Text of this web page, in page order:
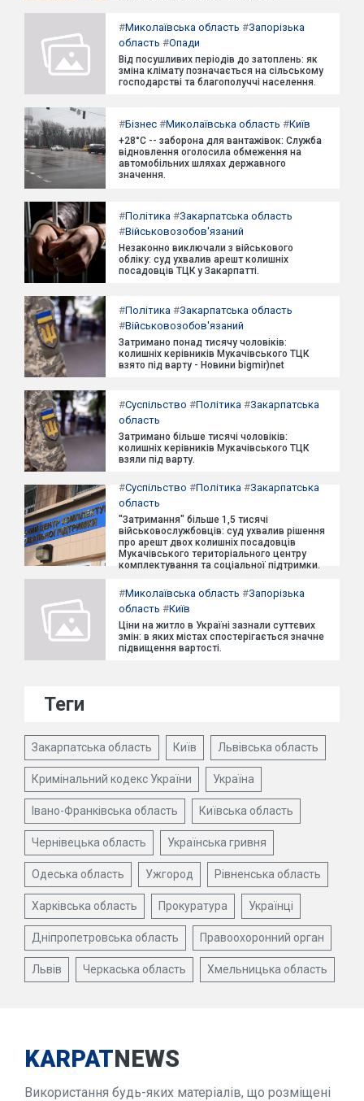
#Миколаївська область #Запорізька
область #Опади
Від посушливих періодів до затоплень: як
зміна клімату позначається на сільському
господарстві та благополуччі населення.
#Бізнес #Миколаївська область #Київ
+28°C -- заборона для вантажівок: Служба
відновлення оголосила обмеження на
автомобільних шляхах державного
значення.
#Політика #Закарпатська область
#Військовозобов'язаний
Незаконно виключали з військового
обліку: суд ухвалив арешт колишніх
посадовців ТЦК у Закарпатті.
#Політика #Закарпатська область
#Військовозобов'язаний
Затримано понад тисячу чоловіків:
колишніх керівників Мукачівського ТЦК
взято під варту - Новини bigmir)net
#Суспільство #Політика #Закарпатська
область
Затримано більше тисячі чоловіків:
колишніх керівників Мукачівського ТЦК
взяли під варту.
#Суспільство #Політика #Закарпатська
область
"Затримання" більше 1,5 тисячі
військовослужбовців: суд ухвалив рішення
про арешт двох колишніх посадовців
Мукачівського територіального центру
комплектування та соціальної підтримки.
#Миколаївська область #Запорізька
область #Київ
Ціни на житло в Україні зазнали суттєвих
змін: в яких містах спостерігається значне
підвищення вартості.
Теги
Закарпатська область Київ Львівська область
Кримінальний кодекс України Україна
Івано-Франківська область Київська область
Чернівецька область Українська гривня
Одеська область Ужгород Рівненська область
Харківська область Прокуратура Українці
Дніпропетровська область Правоохоронний орган
Львів Черкаська область Хмельницька область
KARPATNEWS
Використання будь-яких матеріалів, що розміщені